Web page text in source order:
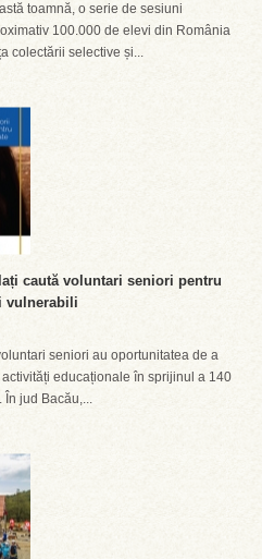
toamnă, o serie de sesiuni
100.000 de elevi din România
colectării selective și...
caută voluntari seniori pentru
vulnerabili
seniori au oportunitatea de a
educaționale în sprijinul a 140
jud Bacău,...